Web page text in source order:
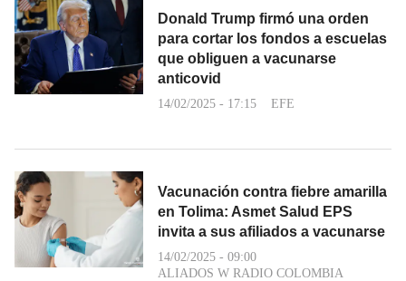
Donald Trump firmó una orden
para cortar los fondos a escuelas
que obliguen a vacunarse
anticovid
14/02/2025 - 17:15 EFE
Vacunación contra fiebre amarilla
en Tolima: Asmet Salud EPS
invita a sus afiliados a vacunarse
14/02/2025 - 09:00
ALIADOS W RADIO COLOMBIA